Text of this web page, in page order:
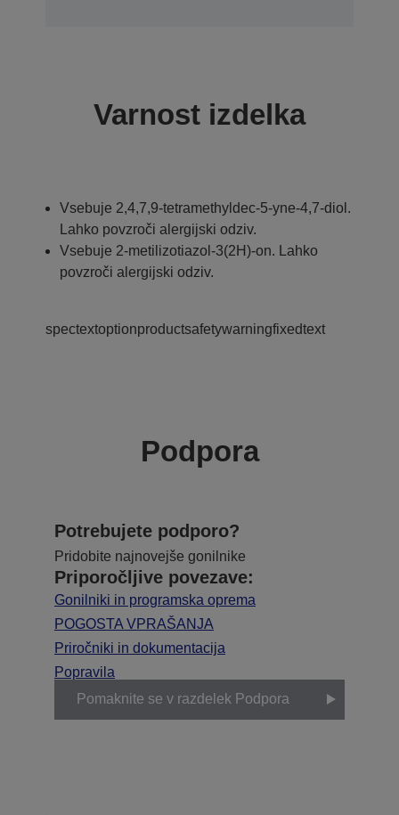
Varnost izdelka
Vsebuje 2,4,7,9-tetramethyldec-5-yne-4,7-diol.
Lahko povzroči alergijski odziv.
Vsebuje 2-metilizotiazol-3(2H)-on. Lahko
povzroči alergijski odziv.
spectextoptionproductsafetywarningfixedtext
Podpora
Potrebujete podporo?
Pridobite najnovejše gonilnike
Priporočljive povezave:
Gonilniki in programska oprema
POGOSTA VPRAŠANJA
Priročniki in dokumentacija
Popravila
Pomaknite se v razdelek Podpora